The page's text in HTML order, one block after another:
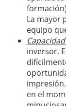
La mayor
equipo
inversor.
en el